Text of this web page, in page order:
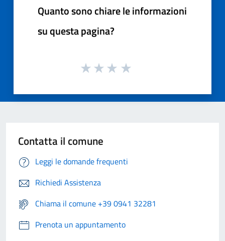
Quanto sono chiare le informazioni
su questa pagina?
Contatta il comune
Leggi le domande frequenti
Richiedi Assistenza
Chiama il comune +39 0941 32281
Prenota un appuntamento